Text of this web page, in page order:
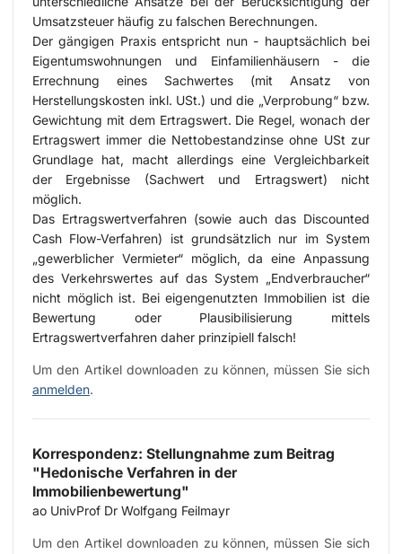
Umsatzsteuer häufig zu falschen Berechnungen.
Der gängigen Praxis entspricht nun - hauptsächlich bei
Eigentumswohnungen und Einfamilienhäusern - die
Errechnung eines Sachwertes (mit Ansatz von
Herstellungskosten inkl. USt.) und die „Verprobung“ bzw.
Gewichtung mit dem Ertragswert. Die Regel, wonach der
Ertragswert immer die Nettobestandzinse ohne USt zur
Grundlage hat, macht allerdings eine Vergleichbarkeit
der Ergebnisse (Sachwert und Ertragswert) nicht
möglich.
Das Ertragswertverfahren (sowie auch das Discounted
Cash Flow-Verfahren) ist grundsätzlich nur im System
„gewerblicher Vermieter“ möglich, da eine Anpassung
des Verkehrswertes auf das System „Endverbraucher“
nicht möglich ist. Bei eigengenutzten Immobilien ist die
Bewertung oder Plausibilisierung mittels
Ertragswertverfahren daher prinzipiell falsch!
Um den Artikel downloaden zu können, müssen Sie sich
anmelden.
Korrespondenz: Stellungnahme zum Beitrag
"Hedonische Verfahren in der
Immobilienbewertung"
ao UnivProf Dr Wolfgang Feilmayr
Um den Artikel downloaden zu können, müssen Sie sich